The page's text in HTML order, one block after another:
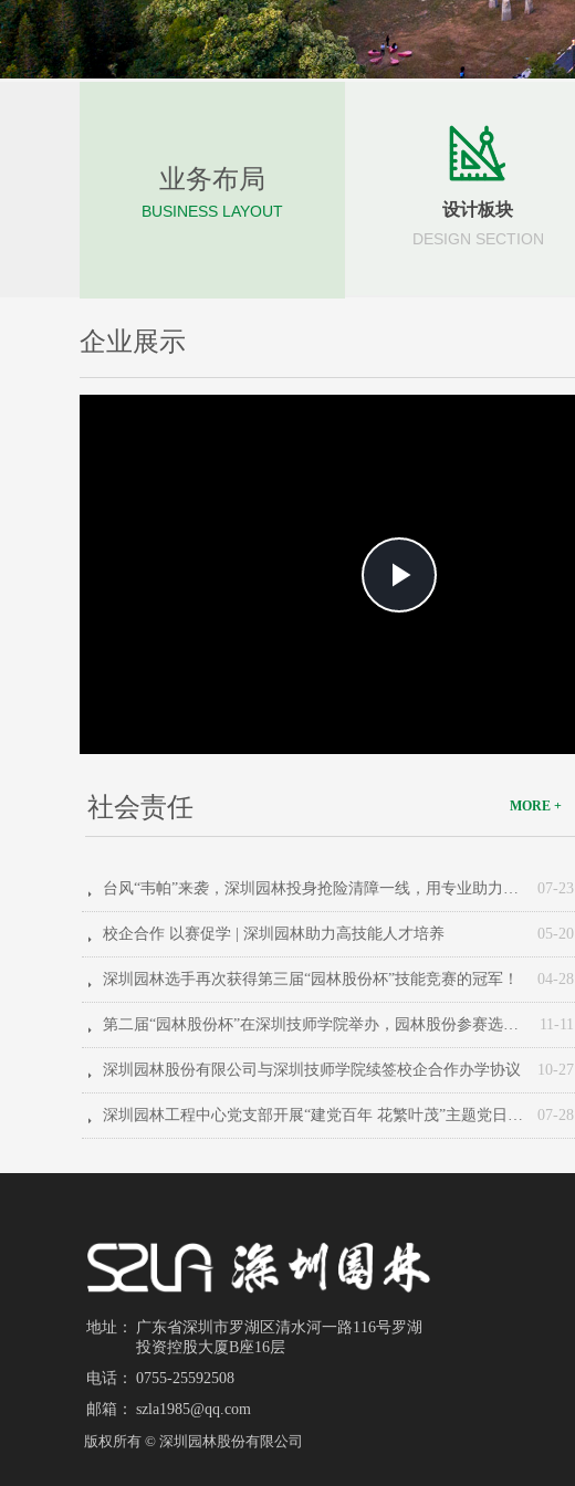
企业展示
Play
社会责任
07-23
뀧 台风“韦帕”来袭，深圳园林投身抢险清障一线，用专业助力市貌恢复
05-20
뀧 校企合作 以赛促学 | 深圳园林助力高技能人才培养
04-28
뀧 深圳园林选手再次获得第三届“园林股份杯”技能竞赛的冠军！
11-11
뀧 第二届“园林股份杯”在深圳技师学院举办，园林股份参赛选手获第一名佳绩！
10-27
뀧 深圳园林股份有限公司与深圳技师学院续签校企合作办学协议
07-28
뀧 深圳园林工程中心党支部开展“建党百年 花繁叶茂”主题党日活动
MORE +
业务布局
BUSINESS LAYOUT 设计板块
DESIGN SECTION
地址：
广东省深圳市罗湖区清水河一路116号罗湖
投资控股大厦B座16层
电话： 0755-25592508
邮箱： szla1985@qq.com
版权所有 © 深圳园林股份有限公司